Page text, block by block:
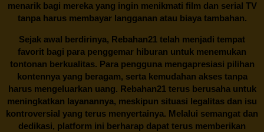
menarik bagi mereka yang ingin menikmati film dan serial TV
tanpa harus membayar langganan atau biaya tambahan.
Sejak awal berdirinya, Rebahan21 telah menjadi tempat
favorit bagi para penggemar hiburan untuk menemukan
tontonan berkualitas. Para pengguna mengapresiasi pilihan
kontennya yang beragam, serta kemudahan akses tanpa
harus mengeluarkan uang. Rebahan21terus berusaha untuk
meningkatkan layanannya, meskipun situasi legalitas dan isu
kontroversial yang terus menyertainya. Melalui semangat dan
dedikasi, platform ini berharap dapat terus memberikan